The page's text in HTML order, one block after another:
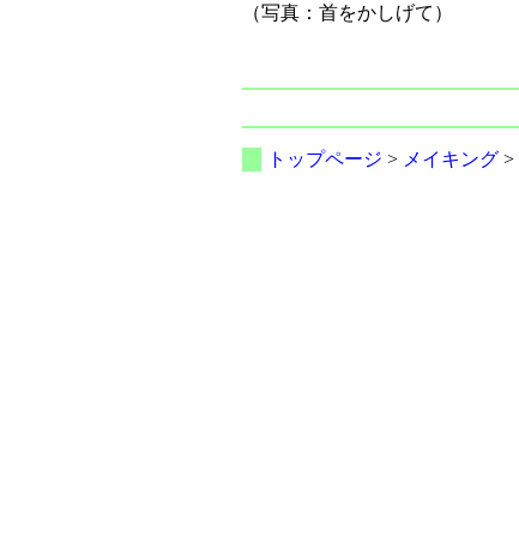
（写真：首をかしげて）
トップページ > メイキング>